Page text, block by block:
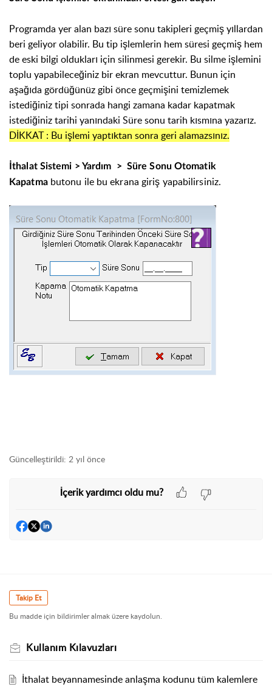
Programda yer alan bazı süre sonu takipleri geçmiş yıllardan
beri geliyor olabilir. Bu tip işlemlerin hem süresi geçmiş hem
de eski bilgi oldukları için silinmesi gerekir. Bu silme işlemini
toplu yapabileceğiniz bir ekran mevcuttur. Bunun için
aşağıda gördüğünüz gibi önce geçmişini temizlemek
istediğiniz tipi sonrada hangi zamana kadar kapatmak
istediğiniz tarihi yanındaki Süre sonu tarih kısmına yazarız.
DİKKAT : Bu işlemi yaptıktan sonra geri alamazsınız.
İthalat Sistemi > Yardım > Süre Sonu Otomatik
Kapatmabutonu ile bu ekrana giriş yapabilirsiniz.
Güncelleştirildi: 2 yıl önce
İçerik yardımcı oldu mu?
Takip Et
Bu madde için bildirimler almak üzere kaydolun.
Kullanım Kılavuzları
İthalat beyannamesinde anlaşma kodunu tüm kalemlere